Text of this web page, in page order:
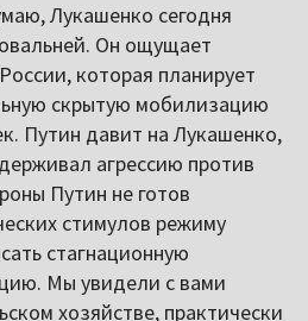
Лукашенко сегодня
Он ощущает
которая планирует
скрытую мобилизацию
Путин давит на Лукашенко,
агрессию против
Путин не готов
стимулов режиму
стагнационную
Мы увидели с вами
хозяйстве, практически